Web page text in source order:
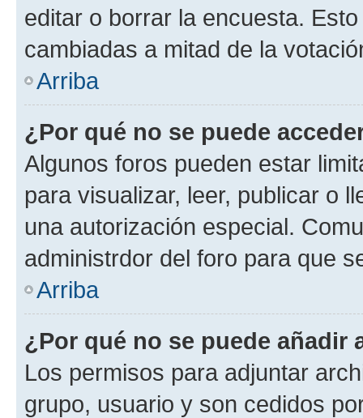
editar o borrar la encuesta.
cambiadas a mitad de la
Arriba
¿Por qué no se puede
Algunos foros pueden estar
para visualizar, leer, publicar o
una autorización especial.
administrdor del foro para que
Arriba
¿Por qué no se puede añadir
Los permisos para adjuntar
grupo, usuario y son cedidos